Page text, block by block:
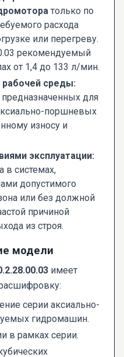
только по
расхода
или перегреву.
рекомендуемый
от 1,4 до 133 л/мин.
рабочей среды:
для
поршневых
износу и
эксплуатации:
в системах,
допустимого
или без должной
причиной
из строя.
модели
имеет
серии аксиально-
гидромашин.
в рамках серии.